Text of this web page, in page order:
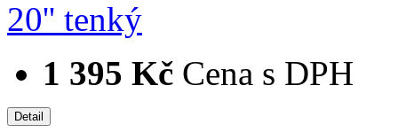
1 395 Kč Cena s DPH